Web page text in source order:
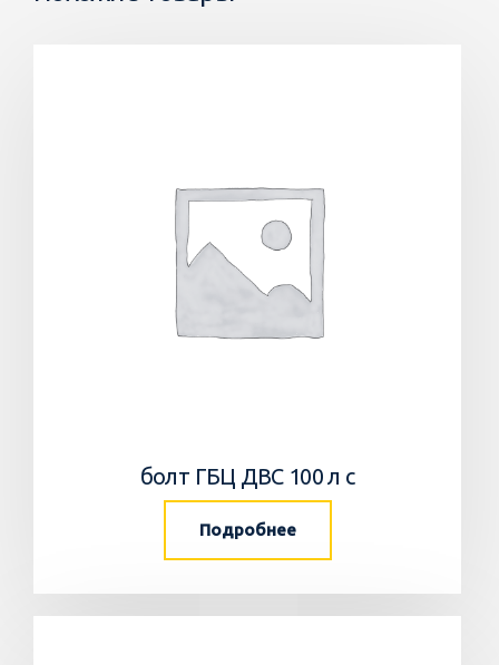
болт ГБЦ ДВС 100 л с
Подробнее